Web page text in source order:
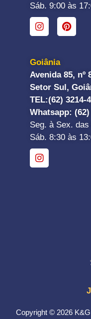
Sáb. 9:00 às
Goiânia
Avenida 85, nº
Setor Sul,
TEL:(62) 3214-
Whatsapp: (62)
Seg. à Sex.
Sáb. 8:30 às
Copyright © 2026